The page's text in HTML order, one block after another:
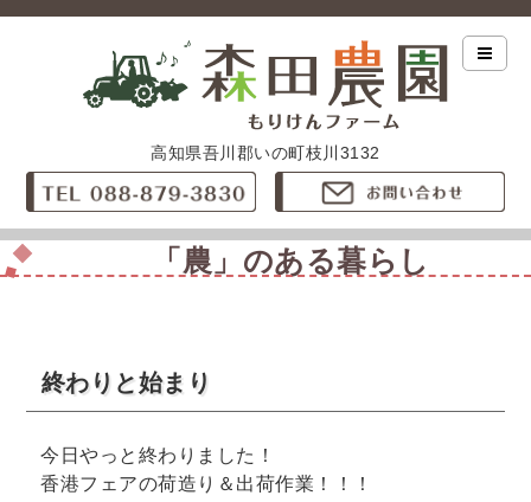
高知県吾川郡いの町枝川3132
「農」のある暮らし
終わりと始まり
今日やっと終わりました！
香港フェアの荷造り＆出荷作業！！！